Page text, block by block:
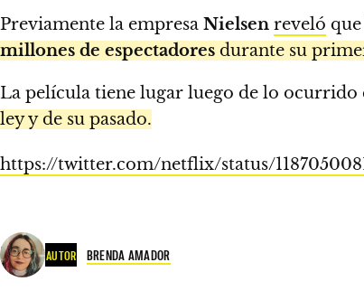
Previamente la empresa Nielsen reveló
millones de espectadores durante su
La película tiene lugar luego de lo ocurrido
ley y de su pasado.
https://twitter.com/netflix/status/
AUTOR BRENDA AMADOR